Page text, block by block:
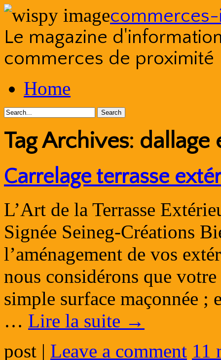
Le magazine
commerces de proximité
to
contentHome
Tag Archives: dallage
Carrelage terrasse
L’Art de la Terrasse
Signée Seineg-Créations
l’aménagement de vos
nous considérons que
simple surface maçonnée ;
… Lire la suite →
post | Leave a comment 11